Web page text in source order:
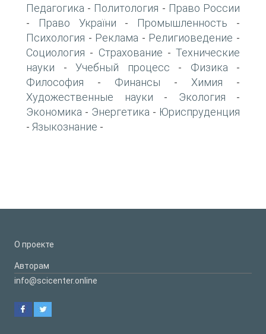
Педагогика - Политология - Право России
- Право України - Промышленность -
Психология - Реклама - Религиоведение -
Социология - Страхование - Технические
науки - Учебный процесс - Физика -
Философия - Финансы - Химия -
Художественные науки - Экология -
Экономика - Энергетика - Юриспруденция
- Языкознание -
О проекте
Авторам
info@scicenter.online